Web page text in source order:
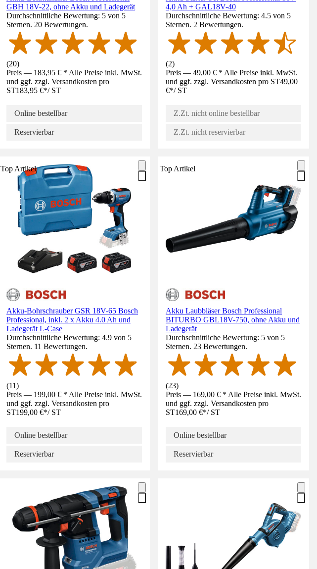
GBH 18V-22, ohne Akku und Ladegerät
Durchschnittliche Bewertung: 5 von 5
Sternen. 20 Bewertungen.
(20)
Preis — 183,95 € * Alle Preise inkl. MwSt.
und ggf. zzgl. Versandkosten pro
ST183,95 €*/ ST
Online bestellbar
Reservierbar
4,0 Ah + GAL18V-40
Durchschnittliche Bewertung: 4.5 von 5
Sternen. 2 Bewertungen.
(2)
Preis — 49,00 € * Alle Preise inkl. MwSt.
und ggf. zzgl. Versandkosten pro ST49,00
€*/ ST
Z.Zt. nicht online bestellbar
Z.Zt. nicht reservierbar
Top Artikel
Akku-Bohrschrauber GSR 18V-65 Bosch
Professional, inkl. 2 x Akku 4.0 Ah und
Ladegerät L-Case
Durchschnittliche Bewertung: 4.9 von 5
Sternen. 11 Bewertungen.
(11)
Preis — 199,00 € * Alle Preise inkl. MwSt.
und ggf. zzgl. Versandkosten pro
ST199,00 €*/ ST
Online bestellbar
Reservierbar
Top Artikel
Akku Laubbläser Bosch Professional
BITURBO GBL18V-750, ohne Akku und
Ladegerät
Durchschnittliche Bewertung: 5 von 5
Sternen. 23 Bewertungen.
(23)
Preis — 169,00 € * Alle Preise inkl. MwSt.
und ggf. zzgl. Versandkosten pro
ST169,00 €*/ ST
Online bestellbar
Reservierbar